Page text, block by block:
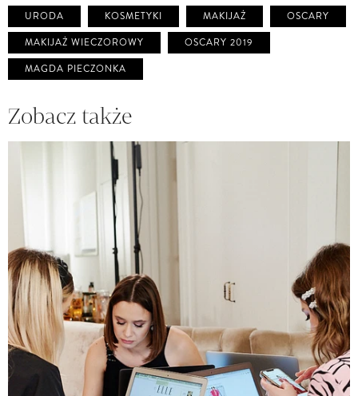
URODA KOSMETYKI MAKIJAŻ
OSCARY
MAKIJAŻ WIECZOROWY
OSCARY 2019
MAGDA PIECZONKA
Zobacz także